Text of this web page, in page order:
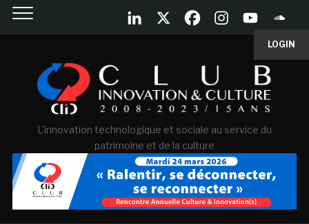
LOGIN
L'innovation technologique et sociale au service du
patrimoine et de la culture